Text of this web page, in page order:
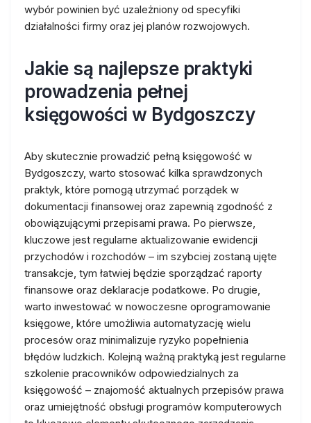
wybór powinien być uzależniony od specyfiki
działalności firmy oraz jej planów rozwojowych.
Jakie są najlepsze praktyki
prowadzenia pełnej
księgowości w Bydgoszczy
Aby skutecznie prowadzić pełną księgowość w
Bydgoszczy, warto stosować kilka sprawdzonych
praktyk, które pomogą utrzymać porządek w
dokumentacji finansowej oraz zapewnią zgodność z
obowiązującymi przepisami prawa. Po pierwsze,
kluczowe jest regularne aktualizowanie ewidencji
przychodów i rozchodów – im szybciej zostaną ujęte
transakcje, tym łatwiej będzie sporządzać raporty
finansowe oraz deklaracje podatkowe. Po drugie,
warto inwestować w nowoczesne oprogramowanie
księgowe, które umożliwia automatyzację wielu
procesów oraz minimalizuje ryzyko popełnienia
błędów ludzkich. Kolejną ważną praktyką jest regularne
szkolenie pracowników odpowiedzialnych za
księgowość – znajomość aktualnych przepisów prawa
oraz umiejętność obsługi programów komputerowych